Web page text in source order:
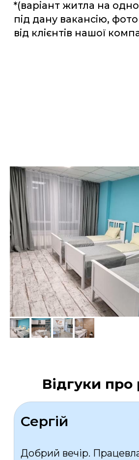
Добрий вечір.
вже через це агенство і не
прогадав. Співробітники агентства
погуляти на вихідних , такщо і
заробив і світ побачив.